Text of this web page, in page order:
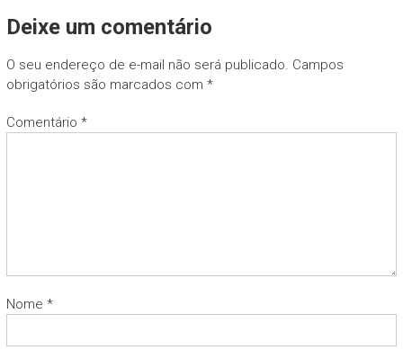
Deixe um comentário
O seu endereço de e-mail não será publicado. Campos
obrigatórios são marcados com *
Comentário *
Nome *